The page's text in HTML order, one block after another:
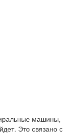
машины,
Это связано с